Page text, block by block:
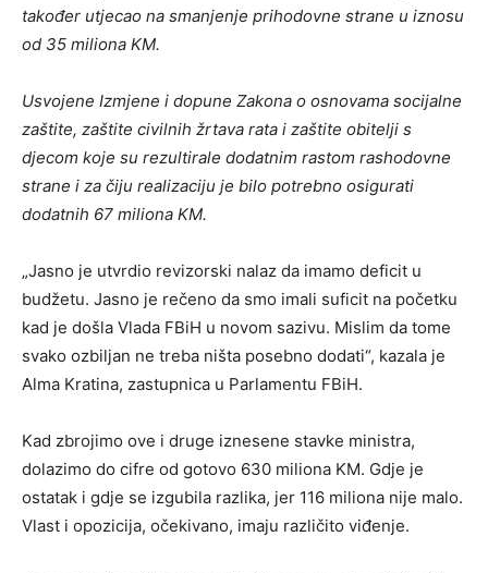
također utjecao na smanjenje prihodovne strane u iznosu
od 35 miliona KM.
Usvojene Izmjene i dopune Zakona o osnovama socijalne
zaštite, zaštite civilnih žrtava rata i zaštite obitelji s
djecom koje su rezultirale dodatnim rastom rashodovne
strane i za čiju realizaciju je bilo potrebno osigurati
dodatnih 67 miliona KM.
„Jasno je utvrdio revizorski nalaz da imamo deficit u
budžetu. Jasno je rečeno da smo imali suficit na početku
kad je došla Vlada FBiH u novom sazivu. Mislim da tome
svako ozbiljan ne treba ništa posebno dodati“, kazala je
Alma Kratina, zastupnica u Parlamentu FBiH.
Kad zbrojimo ove i druge iznesene stavke ministra,
dolazimo do cifre od gotovo 630 miliona KM. Gdje je
ostatak i gdje se izgubila razlika, jer 116 miliona nije malo.
Vlast i opozicija, očekivano, imaju različito viđenje.